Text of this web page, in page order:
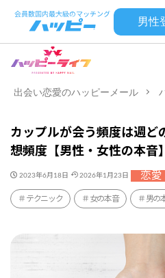
男性
出会い恋愛のハッピーメール
カップルが会う頻度は週ど
想頻度【男性・女性の本音】
2023年6月18日 2026年1月23日 恋愛
テクニック 女の本音 男の